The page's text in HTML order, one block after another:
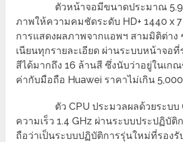
ตัวหน้าจอมีขนาดประมาณ
ภาพให้ความคมชัดระดับ HD+ 1440 x
การแสดงผลภาพจากแอพฯ สามมิติต่าง
เนียนทุกรายละเอียด ผ่านระบบหน้าจอ
สีได้มากถึง 16 ล้านสี ซึ่งนับว่าอยู่ในเก
ค่ากับมือถือ Huawei ราคาไม่เกิน 5,000
ตัว CPU ประมวลผลด้วยระบบ
ความเร็ว 1.4 GHz ผ่านระบบประปฏิบัติ
ถือว่าเป็นระบบปฏิบัติการรุ่นใหม่ที่รอง